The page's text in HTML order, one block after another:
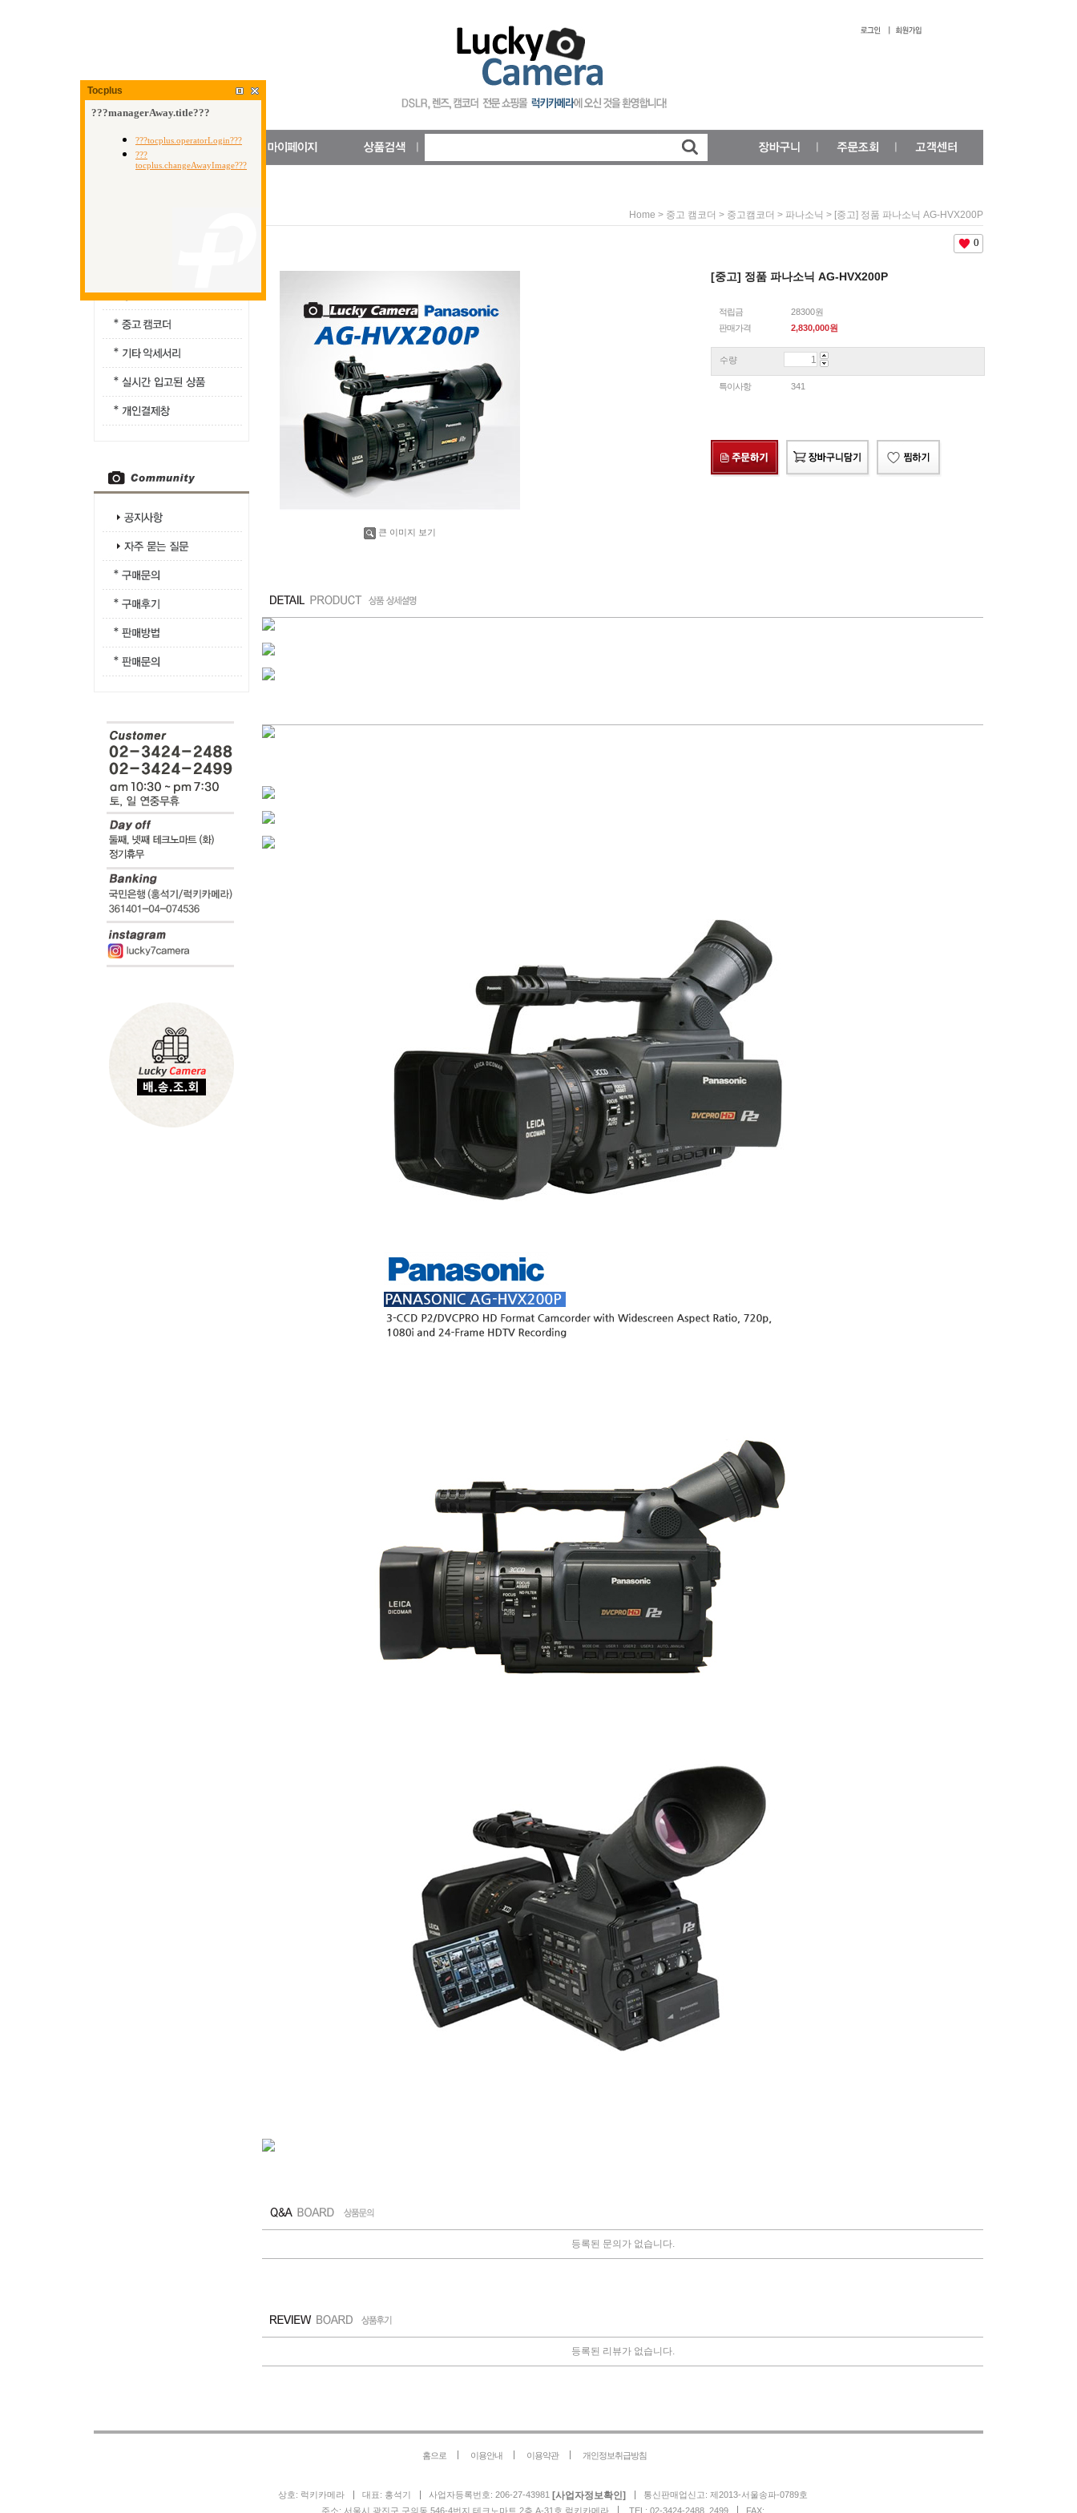
Home > 중고 캠코더 > 중고캠코더 > 파나소닉 > [중고] 정품 파나소닉 AG-HVX200P
큰 이미지 보기
0
[중고] 정품 파나소닉 AG-HVX200P
적립금
28300원
판매가격
2,830,000원
수량
특이사항 341
등록된 문의가 없습니다.
등록된 리뷰가 없습니다.
홈으로 이용안내 이용약관 개인정보취급방침
상호: 럭키카메라 대표: 홍석기 사업자등록번호: 206-27-43981 [사업자정보확인]
통신판매업신고: 제2013-서울송파-0789호
주소: 서울시 광진구 구의동 546-4번지 테크노마트 2층 A-31호 럭키카메라
TEL: 02-3424-2488, 2499 FAX:
Tocplus